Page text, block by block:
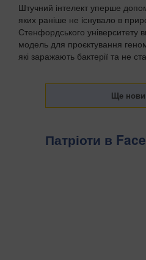
Штучний інтелект уперше
яких раніше не існувало в
Стенфордського університету
модель для проєктування
які заражають бактерії та не
Патріоти в